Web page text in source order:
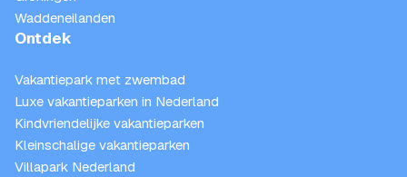
Waddeneilanden
Ontdek
Vakantiepark met zwembad
Luxe vakantieparken in Nederland
Kindvriendelijke vakantieparken
Kleinschalige vakantieparken
Villapark Nederland